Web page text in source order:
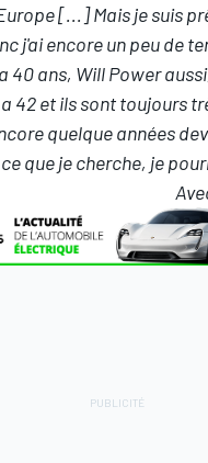
[...] Mais je suis
j'ai encore un peu de
40 ans, Will Power
42 et ils sont toujours
quelque années
que je cherche, je